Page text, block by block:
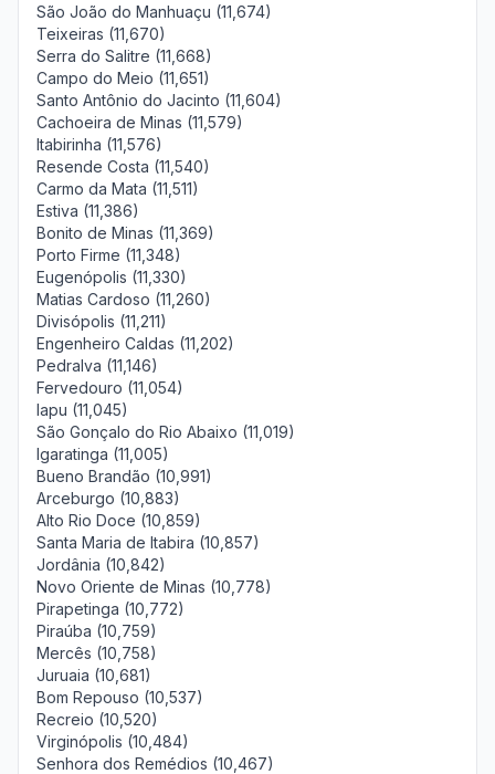
São João do Manhuaçu (11,674)
Teixeiras (11,670)
Serra do Salitre (11,668)
Campo do Meio (11,651)
Santo Antônio do Jacinto (11,604)
Cachoeira de Minas (11,579)
Itabirinha (11,576)
Resende Costa (11,540)
Carmo da Mata (11,511)
Estiva (11,386)
Bonito de Minas (11,369)
Porto Firme (11,348)
Eugenópolis (11,330)
Matias Cardoso (11,260)
Divisópolis (11,211)
Engenheiro Caldas (11,202)
Pedralva (11,146)
Fervedouro (11,054)
Iapu (11,045)
São Gonçalo do Rio Abaixo (11,019)
Igaratinga (11,005)
Bueno Brandão (10,991)
Arceburgo (10,883)
Alto Rio Doce (10,859)
Santa Maria de Itabira (10,857)
Jordânia (10,842)
Novo Oriente de Minas (10,778)
Pirapetinga (10,772)
Piraúba (10,759)
Mercês (10,758)
Juruaia (10,681)
Bom Repouso (10,537)
Recreio (10,520)
Virginópolis (10,484)
Senhora dos Remédios (10,467)